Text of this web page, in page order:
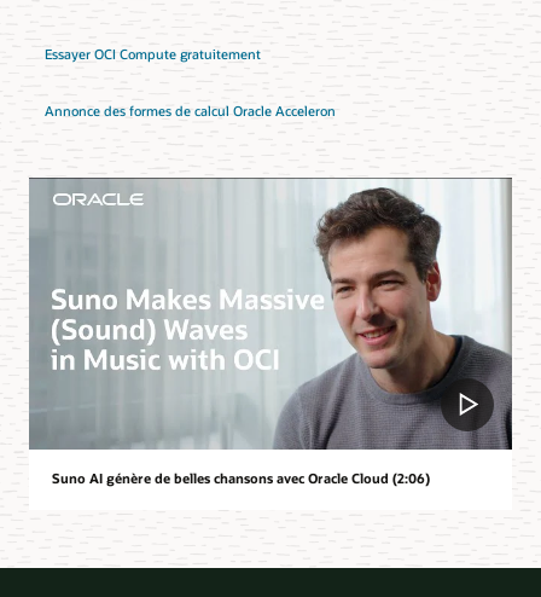
Essayer OCI Compute gratuitement
Annonce des formes de calcul Oracle Acceleron
Suno AI génère de belles chansons avec Oracle Cloud (2:06)